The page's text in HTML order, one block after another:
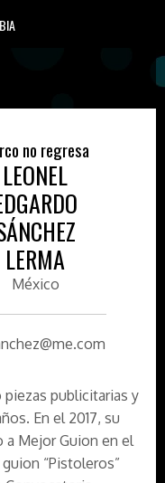
no regresa
LEONEL
LERMA
México
publicitarias y
En el 2017, su
a Mejor Guion en el
“Pistoleros”